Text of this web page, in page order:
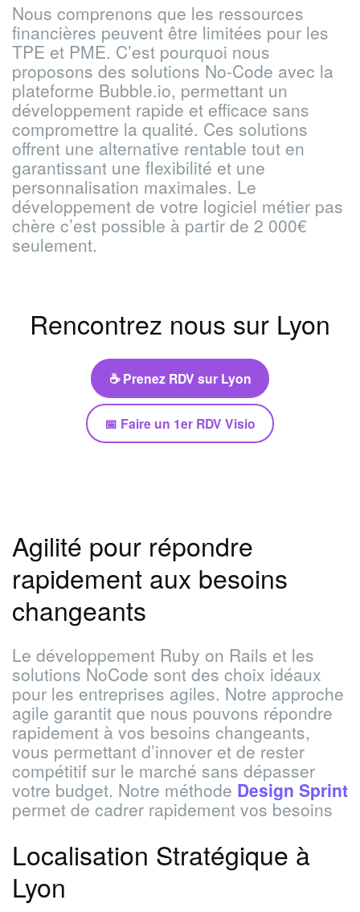
Nous comprenons que les ressources
financières peuvent être limitées pour les
TPE et PME. C’est pourquoi nous
proposons des solutions No-Code avec la
plateforme Bubble.io, permettant un
développement rapide et efficace sans
compromettre la qualité. Ces solutions
offrent une alternative rentable tout en
garantissant une flexibilité et une
personnalisation maximales. Le
développement de votre logiciel métier pas
chère c’est possible à partir de 2 000€
seulement.
Rencontrez nous sur Lyon
☕ Prenez RDV sur Lyon
📅 Faire un 1er RDV Visio
Agilité pour répondre
rapidement aux besoins
changeants
Le développement Ruby on Rails et les
solutions NoCode sont des choix idéaux
pour les entreprises agiles. Notre approche
agile garantit que nous pouvons répondre
rapidement à vos besoins changeants,
vous permettant d’innover et de rester
compétitif sur le marché sans dépasser
votre budget. Notre méthode Design Sprint
permet de cadrer rapidement vos besoins
Localisation Stratégique à
Lyon